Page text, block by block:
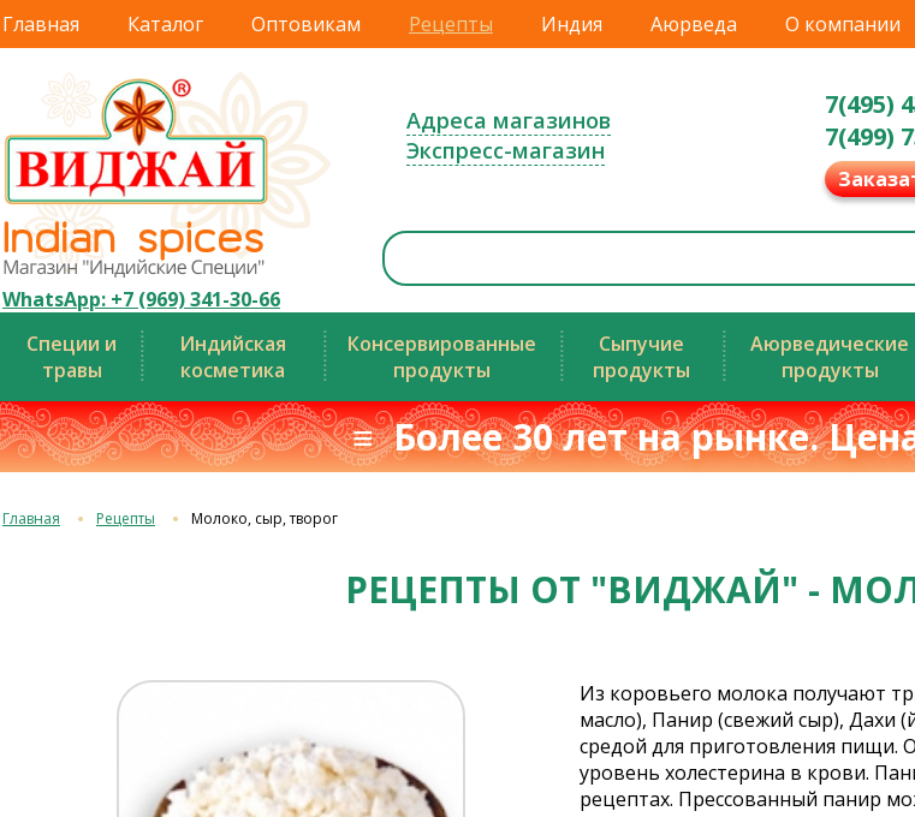
Главная Каталог Оптовикам Рецепты Индия Аюрведа О компании
WhatsApp: +7 (969) 341-30-66
Адреса магазинов
Экспресс-магазин
7(495)
7(499)
Специи и
травы
Индийская
косметика
Консервированные
продукты
Сыпучие
продукты
Аюрведические
продукты
≡ Более 30 лет на рынке.
Главная Рецепты Молоко, сыр, творог
РЕЦЕПТЫ ОТ "ВИДЖАЙ" -
Из коровьего молока получают
масло), Панир (свежий сыр), Дахи
средой для приготовления пищи.
уровень холестерина в крови.
рецептах. Прессованный панир